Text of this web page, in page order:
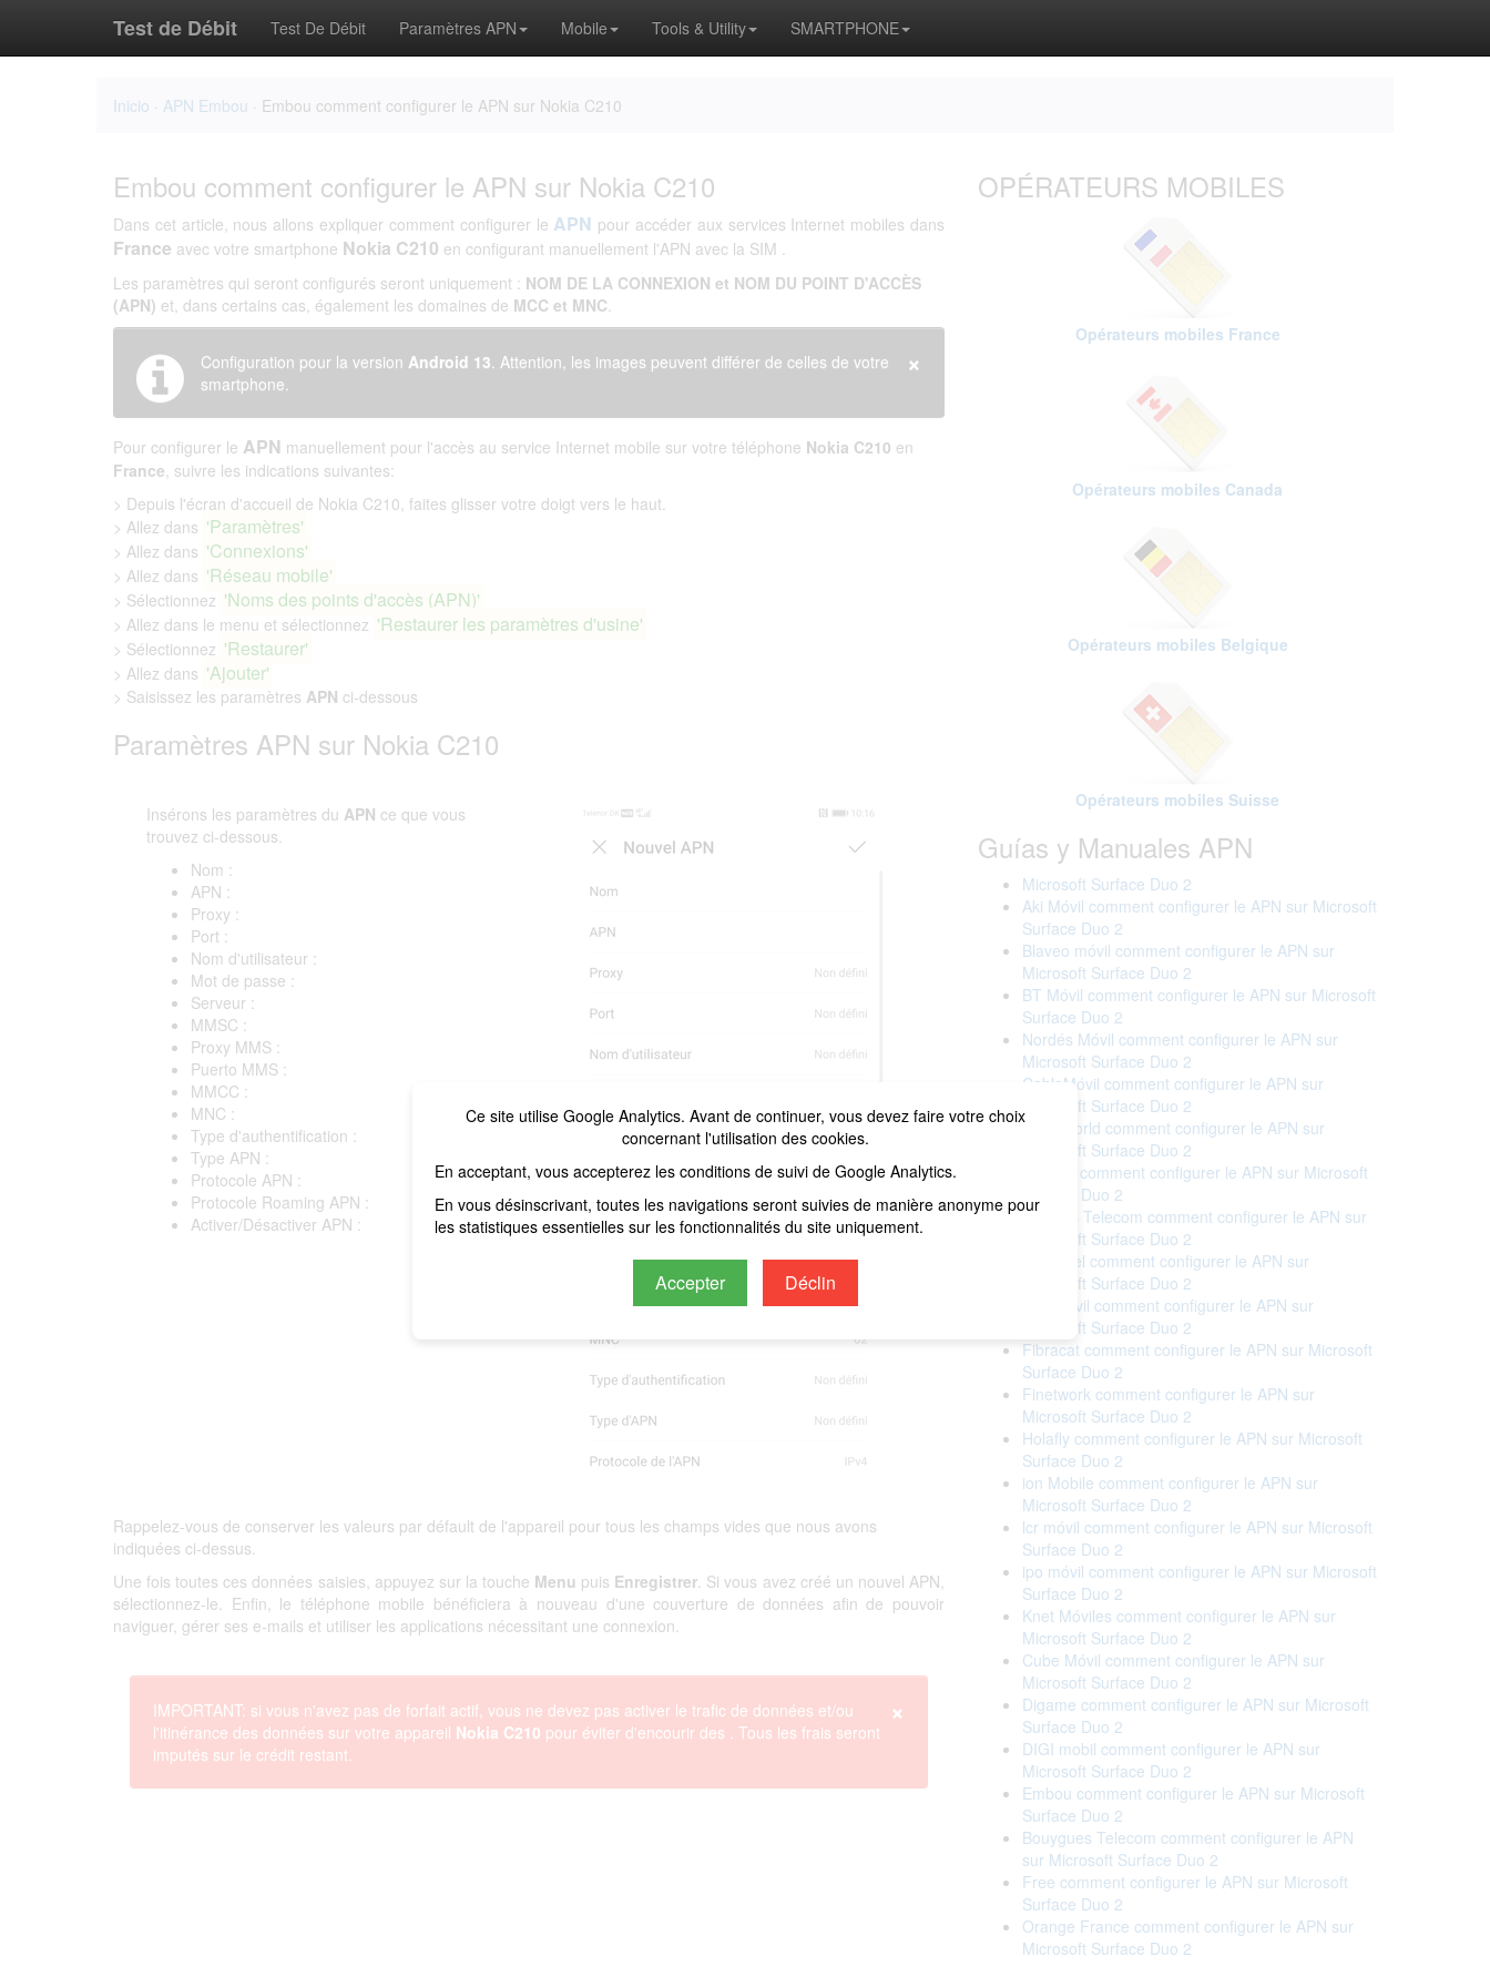
Ce site utilise Google Analytics. Avant de continuer, vous devez faire votre choix
concernant l'utilisation des cookies.
En acceptant, vous accepterez les conditions de suivi de Google Analytics.
En vous désinscrivant, toutes les navigations seront suivies de manière anonyme pour
les statistiques essentielles sur les fonctionnalités du site uniquement.
Accepter Déclin
Test de Débit Test De Débit Paramètres APN Mobile Tools & Utility SMARTPHONE
Inicio APN Embou · Embou comment configurer le APN sur Nokia C210
Embou comment configurer le APN sur Nokia C210
Dans cet article, nous allons expliquer comment configurer le APN pour accéder aux services Internet mobiles dans
France avec votre smartphone Nokia C210 en configurant manuellement l'APN avec la SIM .
Les paramètres qui seront configurés seront uniquement : NOM DE LA CONNEXION et NOM DU POINT D'ACCÈS
(APN) et, dans certains cas, également les domaines de MCC et MNC.
×
Configuration pour la version Android 13. Attention, les images peuvent différer de celles de votre
smartphone.
Pour configurer le APN manuellement pour l'accès au service Internet mobile sur votre téléphone Nokia C210 en
France, suivre les indications suivantes:
> Depuis l'écran d'accueil de Nokia C210, faites glisser votre doigt vers le haut.
> Allez dans 'Paramètres'
> Allez dans 'Connexions'
> Allez dans 'Réseau mobile'
> Sélectionnez 'Noms des points d'accès (APN)'
> Allez dans le menu et sélectionnez 'Restaurer les paramètres d'usine'
> Sélectionnez 'Restaurer'
> Allez dans 'Ajouter'
> Saisissez les paramètres APN ci-dessous
Paramètres APN sur Nokia C210
Insérons les paramètres du APN ce que vous
trouvez ci-dessous.
Nom :
APN :
Proxy :
Port :
Nom d'utilisateur :
Mot de passe :
Serveur :
MMSC :
Proxy MMS :
Puerto MMS :
MMCC :
MNC :
Type d'authentification :
Type APN :
Protocole APN :
Protocole Roaming APN :
Activer/Désactiver APN :
Rappelez-vous de conserver les valeurs par défault de l'appareil pour tous les champs vides que nous avons
indiquées ci-dessus.
Une fois toutes ces données saisies, appuyez sur la touche Menu puis Enregistrer. Si vous avez créé un nouvel APN,
sélectionnez-le. Enfin, le téléphone mobile bénéficiera à nouveau d'une couverture de données afin de pouvoir
naviguer, gérer ses e-mails et utiliser les applications nécessitant une connexion.
×
IMPORTANT: si vous n'avez pas de forfait actif, vous ne devez pas activer le trafic de données et/ou
l'itinérance des données sur votre appareil Nokia C210 pour éviter d'encourir des . Tous les frais seront
imputés sur le crédit restant.
OPÉRATEURS MOBILES
Opérateurs mobiles France
Opérateurs mobiles Canada
Opérateurs mobiles Belgique
Opérateurs mobiles Suisse
Guías y Manuales APN
Microsoft Surface Duo 2
Aki Móvil comment configurer le APN sur Microsoft
Surface Duo 2
Blaveo móvil comment configurer le APN sur
Microsoft Surface Duo 2
BT Móvil comment configurer le APN sur Microsoft
Surface Duo 2
Nordés Móvil comment configurer le APN sur
Microsoft Surface Duo 2
CableMóvil comment configurer le APN sur
Microsoft Surface Duo 2
Cableworld comment configurer le APN sur
Microsoft Surface Duo 2
Cellhire comment configurer le APN sur Microsoft
Surface Duo 2
Correos Telecom comment configurer le APN sur
Microsoft Surface Duo 2
Euskaltel comment configurer le APN sur
Microsoft Surface Duo 2
Eva Móvil comment configurer le APN sur
Microsoft Surface Duo 2
Fibracat comment configurer le APN sur Microsoft
Surface Duo 2
Finetwork comment configurer le APN sur
Microsoft Surface Duo 2
Holafly comment configurer le APN sur Microsoft
Surface Duo 2
ion Mobile comment configurer le APN sur
Microsoft Surface Duo 2
lcr móvil comment configurer le APN sur Microsoft
Surface Duo 2
ipo móvil comment configurer le APN sur Microsoft
Surface Duo 2
Knet Móviles comment configurer le APN sur
Microsoft Surface Duo 2
Cube Móvil comment configurer le APN sur
Microsoft Surface Duo 2
Digame comment configurer le APN sur Microsoft
Surface Duo 2
DIGI mobil comment configurer le APN sur
Microsoft Surface Duo 2
Embou comment configurer le APN sur Microsoft
Surface Duo 2
Bouygues Telecom comment configurer le APN
sur Microsoft Surface Duo 2
Free comment configurer le APN sur Microsoft
Surface Duo 2
Orange France comment configurer le APN sur
Microsoft Surface Duo 2